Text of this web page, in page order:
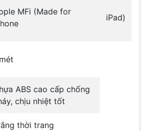
MFi (Made for
iPad)
ABS cao cấp chống
chịu nhiệt tốt
thời trang